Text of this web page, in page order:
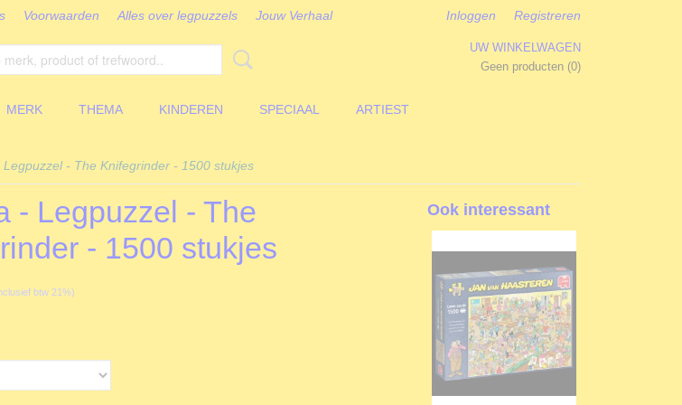
Voorwaarden Alles over legpuzzels Jouw Verhaal Inloggen Registreren
UW WINKELWAGEN
Geen producten (0)
MERK THEMA KINDEREN SPECIAAL ARTIEST
Legpuzzel - The Knifegrinder - 1500 stukjes
- Legpuzzel - The
- 1500 stukjes
btw 21%)
Ook interessant